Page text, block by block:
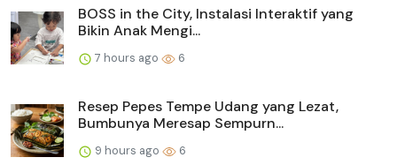
BOSS in the City, Instalasi Interaktif yang
Bikin Anak Mengi...
7 hours ago 6
Resep Pepes Tempe Udang yang Lezat,
Bumbunya Meresap Sempurn...
9 hours ago 6